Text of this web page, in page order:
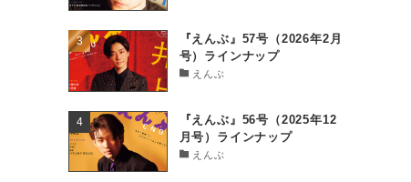
『えんぶ』57号（2026年2月
号）ラインナップ
えんぶ
『えんぶ』56号（2025年12
月号）ラインナップ
えんぶ